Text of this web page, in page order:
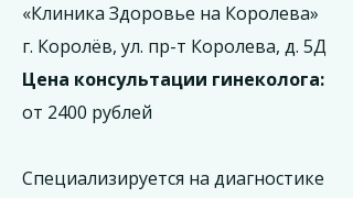
«Клиника Здоровье на Королева»
г. Королёв, ул. пр-т Королева, д. 5Д
Цена консультации гинеколога:
от 2400 рублей
Специализируется на диагностике